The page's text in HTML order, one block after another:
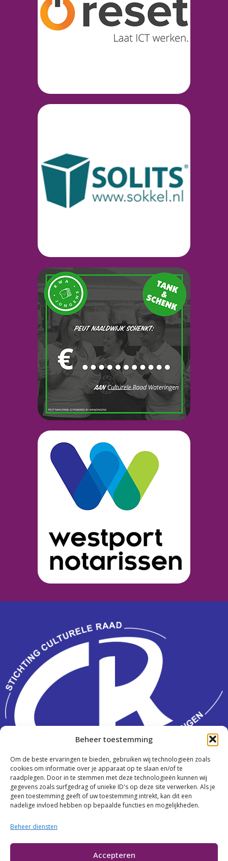
Beheer toestemming
Om de beste ervaringen te bieden, gebruiken wij technologieën zoals
cookies om informatie over je apparaat op te slaan en/of te
raadplegen. Door in te stemmen met deze technologieën kunnen wij
gegevens zoals surfgedrag of unieke ID's op deze site verwerken. Als je
geen toestemming geeft of uw toestemming intrekt, kan dit een
nadelige invloed hebben op bepaalde functies en mogelijkheden.
Beheer diensten
Accepteren
Activiteiten
Over ons
Contact